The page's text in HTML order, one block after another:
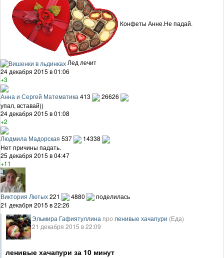
Конфеты Анне.Не падай.
Лед лечит
24 декабря 2015 в 01:06
+3
Анна и Сергей Математика 413
26626
упал, вставай))
24 декабря 2015 в 01:08
+2
Людмила Мадорская 537
14338
Нет причины падать.
25 декабря 2015 в 04:47
+11
Виктория Лютых221 4880
поделилась
21 декабря 2015 в 22:26
Эльмира Гафиятуллина про ленивые хачапури (Еда)
21 декабря 2015 в 22:09
ленивые хачапури за 10 минут